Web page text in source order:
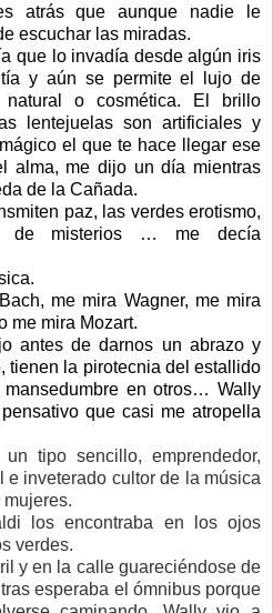
atrás que aunque nadie le
escuchar las miradas.
que lo invadía desde algún iris
y aún se permite el lujo de
o cosmética. El brillo
lentejuelas son artificiales y
el que te hace llegar ese
alma, me dijo un día mientras
de la Cañada.
paz, las verdes erotismo,
de misterios … me decía
me mira Wagner, me mira
me mira Mozart.
antes de darnos un abrazo y
tienen la pirotecnia del estallido
en otros… Wally
que casi me atropella
tipo sencillo, emprendedor,
e inveterado cultor de la música
los encontraba en los ojos
verdes.
y en la calle guareciéndose de
esperaba el ómnibus porque